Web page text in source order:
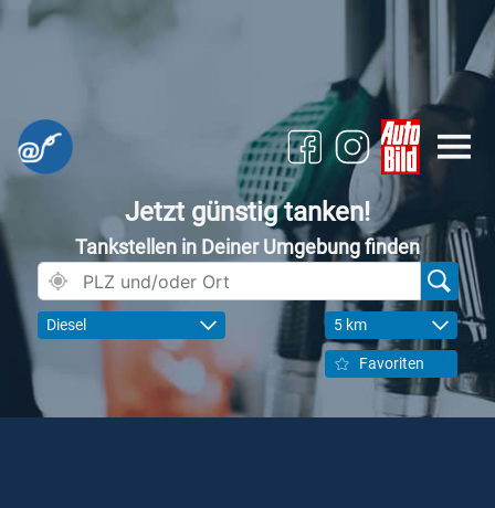
Jetzt günstig tanken!
Tankstellen in Deiner Umgebung finden
Diesel 5 km
Favoriten